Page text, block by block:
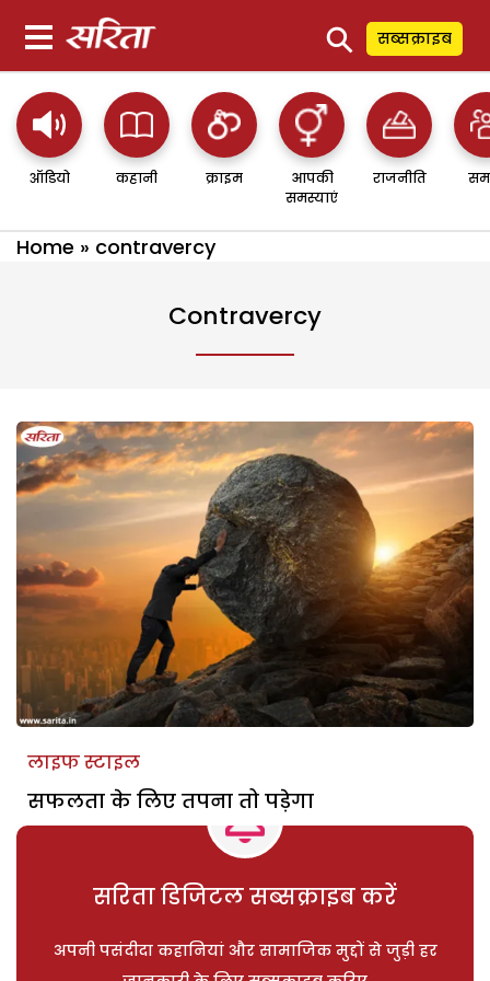
⚲ सब्सक्राइब
ऑडियो कहानी क्राइम
आपकी
समस्याएं
राजनीति
Home » contravercy
Contravercy
लाइफ स्टाइल
सफलता के लिए तपना तो पड़ेगा
सरिता डिजिटल सब्सक्राइब करें
अपनी पसंदीदा कहानियां और सामाजिक मुद्दों से जुड़ी हर